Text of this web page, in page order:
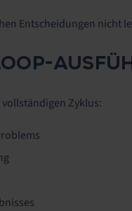
Entscheidungen nicht
Zyklus: